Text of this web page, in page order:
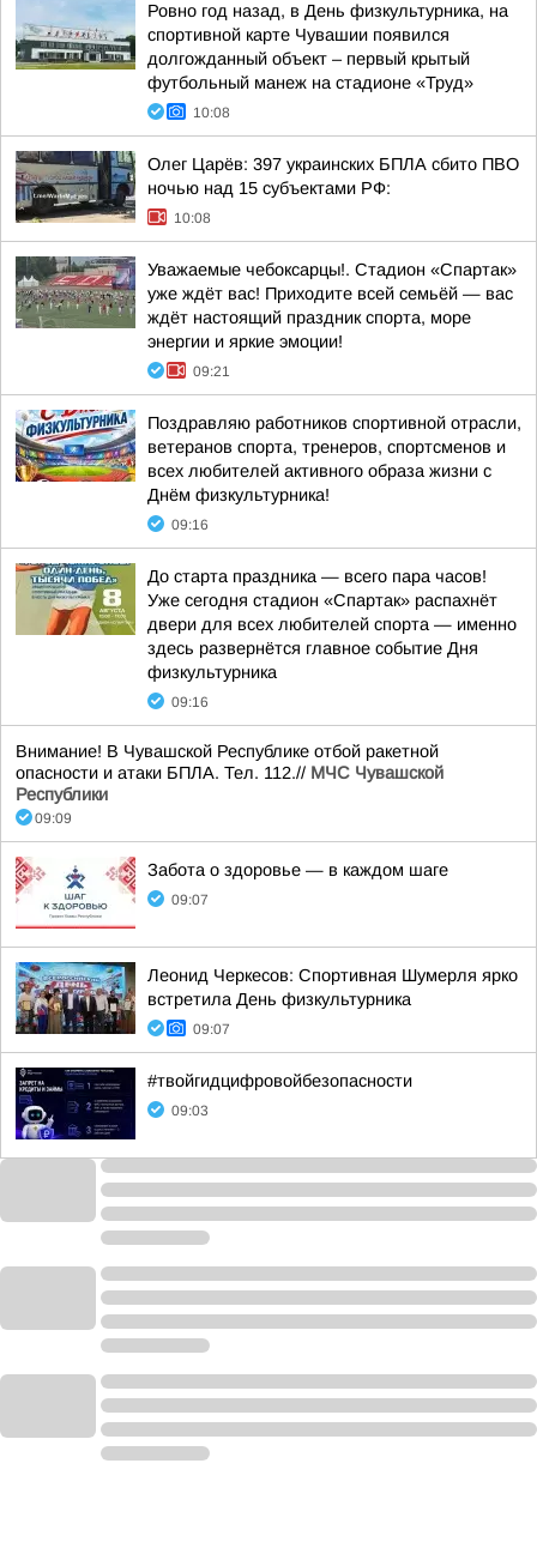
Ровно год назад, в День физкультурника, на
спортивной карте Чувашии появился
долгожданный объект – первый крытый
футбольный манеж на стадионе «Труд»
10:08
Олег Царёв: 397 украинских БПЛА сбито ПВО
ночью над 15 субъектами РФ:
10:08
Уважаемые чебоксарцы!. Стадион «Спартак»
уже ждёт вас! Приходите всей семьёй — вас
ждёт настоящий праздник спорта, море
энергии и яркие эмоции!
09:21
Поздравляю работников спортивной отрасли,
ветеранов спорта, тренеров, спортсменов и
всех любителей активного образа жизни с
Днём физкультурника!
09:16
До старта праздника — всего пара часов!
Уже сегодня стадион «Спартак» распахнёт
двери для всех любителей спорта — именно
здесь развернётся главное событие Дня
физкультурника
09:16
Внимание! В Чувашской Республике отбой ракетной
опасности и атаки БПЛА. Тел. 112.// МЧС Чувашской
Республики
09:09
Забота о здоровье — в каждом шаге
09:07
Леонид Черкесов: Спортивная Шумерля ярко
встретила День физкультурника
09:07
#твойгидцифровойбезопасности
09:03